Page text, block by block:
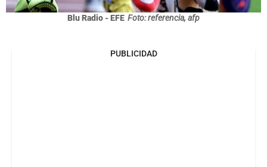
Blu Radio - EFE Foto: referencia, afp
PUBLICIDAD